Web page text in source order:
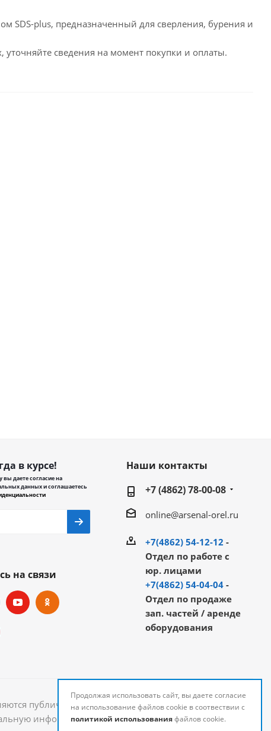
SDS-plus, предназначенный для сверления, бурения и
уточняйте сведения на момент покупки и оплаты.
в курсе!
даете согласие на
данных и соглашаетесь
на связи
Наши контакты
+7 (4862) 78-00-08
online@arsenal-orel.ru
+7(4862) 54-12-12 -
Отдел по работе с
юр. лицами
+7(4862) 54-04-04-
Отдел по продаже
зап. частей / аренде
оборудования
публичной офертой и могут быть изменены.
информацию о стоимости и наличии товаров
Продолжая использовать сайт, вы даете согласие
на использование файлов cookie в соотвествии с
политикой использованияфайлов cookie.